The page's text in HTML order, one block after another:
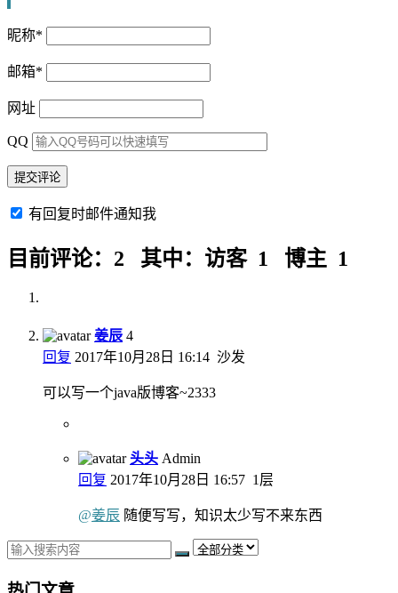
昵称*
邮箱*
网址
QQ
有回复时邮件通知我
目前评论：2 其中：访客 1 博主 1
姜辰 4
回复 2017年10月28日 16:14 沙发
可以写一个java版博客~2333
头头 Admin
回复 2017年10月28日 16:57 1层
@姜辰 随便写写，知识太少写不来东西